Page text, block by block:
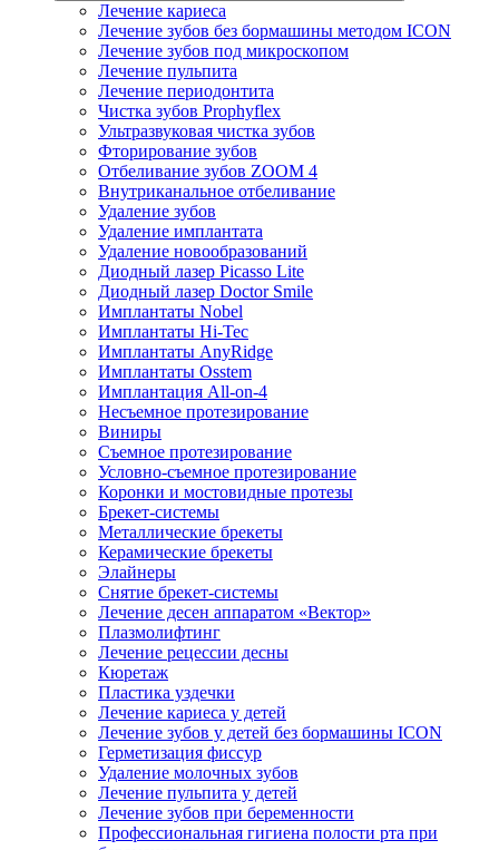
Лечение кариеса
Лечение зубов без бормашины методом ICON
Лечение зубов под микроскопом
Лечение пульпита
Лечение периодонтита
Чистка зубов Prophyflex
Ультразвуковая чистка зубов
Фторирование зубов
Отбеливание зубов ZOOM 4
Внутриканальное отбеливание
Удаление зубов
Удаление имплантата
Удаление новообразований
Диодный лазер Picasso Lite
Диодный лазер Doctor Smile
Имплантаты Nobel
Имплантаты Hi-Tec
Имплантаты AnyRidge
Имплантаты Osstem
Имплантация All-on-4
Несъемное протезирование
Виниры
Съемное протезирование
Условно-съемное протезирование
Коронки и мостовидные протезы
Брекет-системы
Металлические брекеты
Керамические брекеты
Элайнеры
Снятие брекет-системы
Лечение десен аппаратом «Вектор»
Плазмолифтинг
Лечение рецессии десны
Кюретаж
Пластика уздечки
Лечение кариеса у детей
Лечение зубов у детей без бормашины ICON
Герметизация фиссур
Удаление молочных зубов
Лечение пульпита у детей
Лечение зубов при беременности
Профессиональная гигиена полости рта при